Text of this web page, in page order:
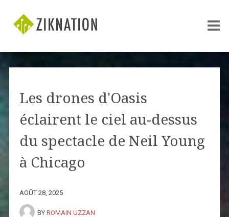
Les drones d'Oasis
éclairent le ciel au-dessus
du spectacle de Neil Young
à Chicago
AOÛT 28, 2025
BY ROMAIN UZZAN